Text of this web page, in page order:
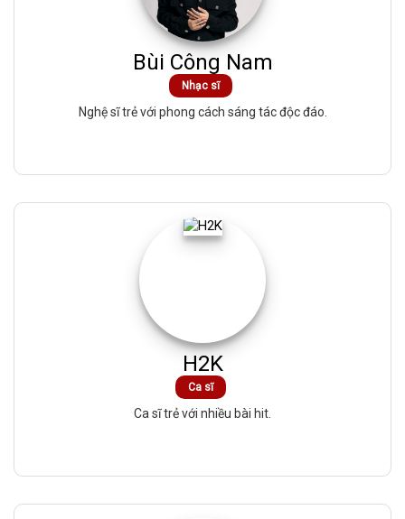
Bùi Công Nam
Nhạc sĩ
Nghệ sĩ trẻ với phong cách sáng tác độc đáo.
H2K
Ca sĩ
Ca sĩ trẻ với nhiều bài hit.